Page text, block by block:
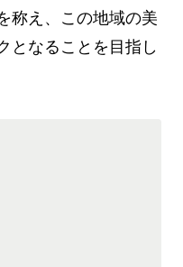
称え、この地域の美
となることを目指し